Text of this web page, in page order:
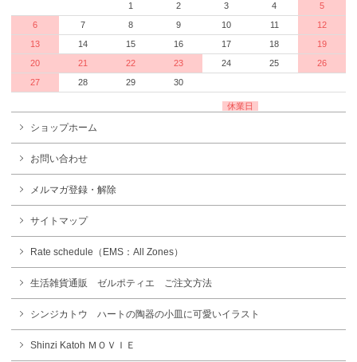
1
2 3 4
5
6
7 8 9 10 11
12
13
14 15 16 17 18
19
20
21 22 23 24 25
26
27
28 29 30
休業日
ショップホーム
お問い合わせ
メルマガ登録・解除
サイトマップ
Rate schedule（EMS：All Zones）
生活雑貨通販 ゼルポティエ ご注文方法
シンジカトウ ハートの陶器の小皿に可愛いイラスト
Shinzi Katoh ＭＯＶＩＥ